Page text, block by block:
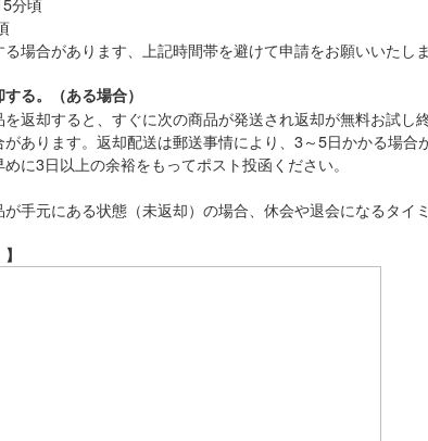
場合があります、上記時間帯を避けて申請をお願いいたしま
る。（ある場合）
返却すると、すぐに次の商品が発送され返却が無料お試し
あります。返却配送は郵送事情により、3～5日かかる場合
に3日以上の余裕をもってポスト投函ください。
が手元にある状態（未返却）の場合、休会や退会になるタイ